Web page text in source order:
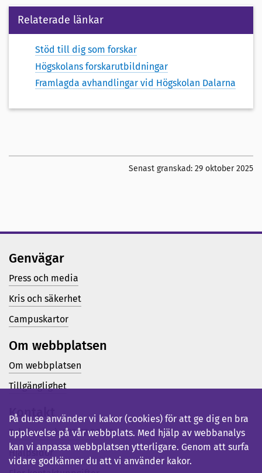
Relaterade länkar
Stöd till dig som forskar
Högskolans forskarutbildningar
Framlagda avhandlingar vid Högskolan Dalarna
Senast granskad: 29 oktober 2025
Genvägar
Press och media
Kris och säkerhet
Campuskartor
Om webbplatsen
Om webbplatsen
Tillgänglighet
Kontakt
Telefon (vx): 023-77 80 00
Hjälpsidor
På du.se använder vi kakor (cookies) för att ge dig en bra
upplevelse på vår webbplats. Med hjälp av webbanalys
kan vi anpassa webbplatsen ytterligare. Genom att surfa
vidare godkänner du att vi använder kakor.